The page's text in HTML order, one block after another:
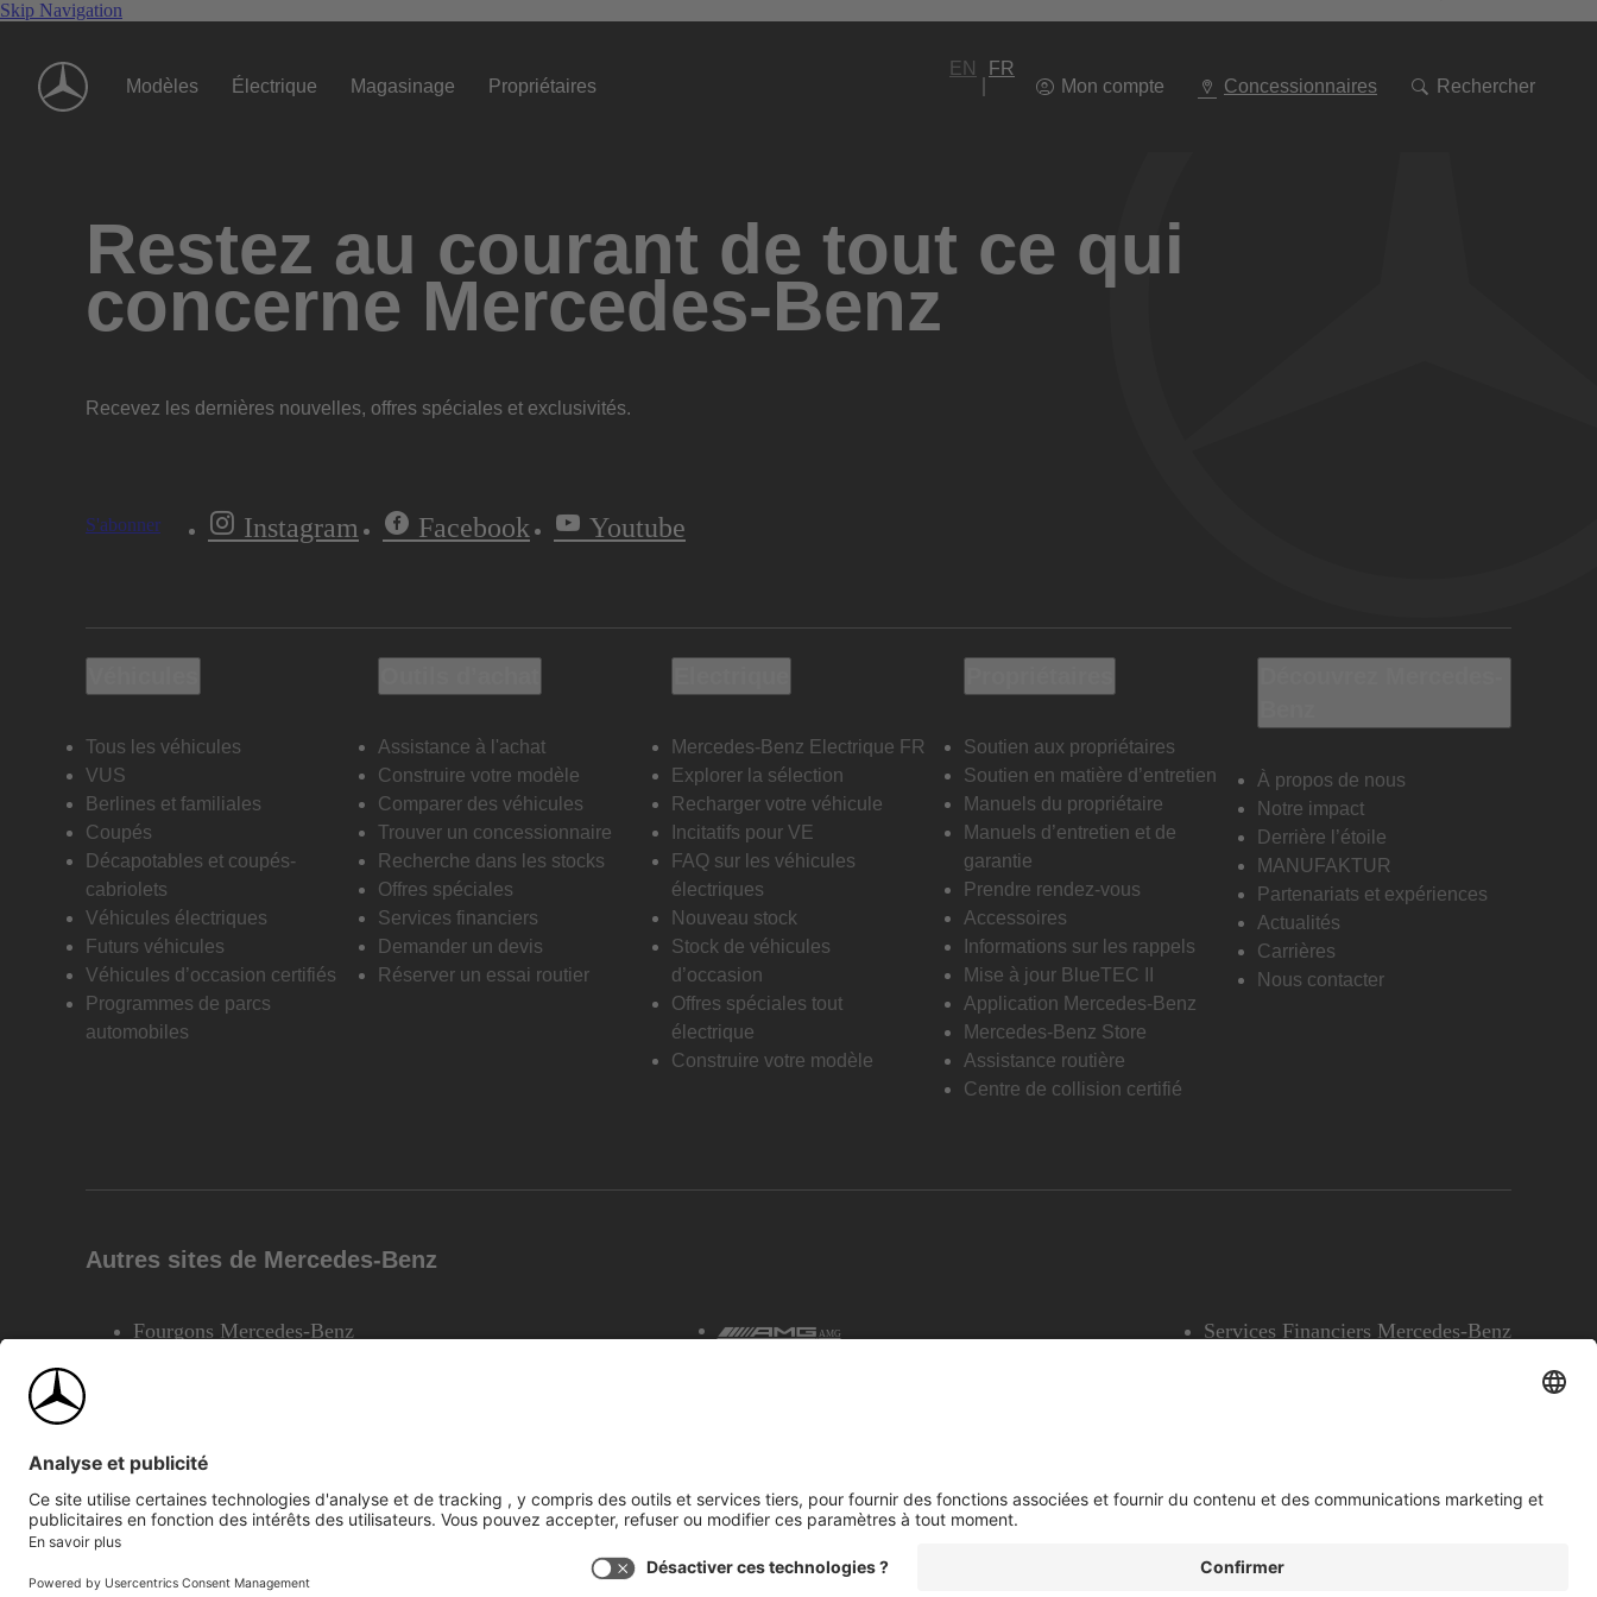
Skip Navigation
Modèles Électrique Magasinage Propriétaires
EN
FR
Mon compte
Concessionnaires Rechercher
à
Restez au courant de tout ce qui
concerne Mercedes-Benz
Recevez les dernières nouvelles, offres spéciales et exclusivités.
S'abonner Instagram Facebook Youtube
Tous les véhicules
VUS
Berlines et familiales
Coupés
Décapotables et coupés-
cabriolets
Véhicules électriques
Futurs véhicules
Véhicules d’occasion certifiés
Programmes de parcs
automobiles
Assistance à l'achat
Construire votre modèle
Comparer des véhicules
Trouver un concessionnaire
Recherche dans les stocks
Offres spéciales
Services financiers
Demander un devis
Réserver un essai routier
Mercedes-Benz Electrique FR
Explorer la sélection
Recharger votre véhicule
Incitatifs pour VE
FAQ sur les véhicules
électriques
Nouveau stock
Stock de véhicules
d’occasion
Offres spéciales tout
électrique
Construire votre modèle
Soutien aux propriétaires
Soutien en matière d’entretien
Manuels du propriétaire
Manuels d’entretien et de
garantie
Prendre rendez-vous
Accessoires
Informations sur les rappels
Mise à jour BlueTEC II
Application Mercedes-Benz
Mercedes-Benz Store
Assistance routière
Centre de collision certifié
À propos de nous
Notre impact
Derrière l’étoile
MANUFAKTUR
Partenariats et expériences
Actualités
Carrières
Nous contacter
Autres sites de Mercedes-Benz
Fourgons Mercedes-Benz AMG Services Financiers Mercedes-Benz
©2026 Mercedes-Benz Canada Inc.